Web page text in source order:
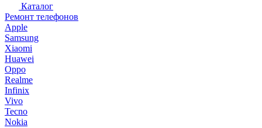
Каталог
Ремонт телефонов
Apple
Samsung
Xiaomi
Huawei
Oppo
Realme
Infinix
Vivo
Tecno
Nokia